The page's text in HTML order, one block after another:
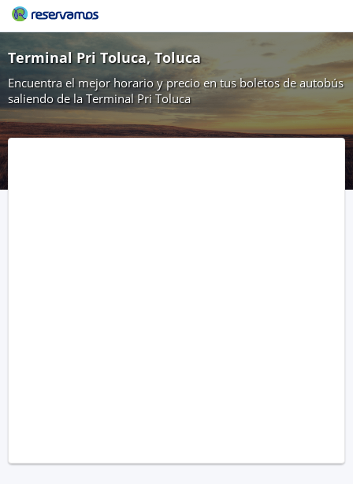
Terminal Pri Toluca, Toluca
Encuentra el mejor horario y precio en tus boletos de autobús
saliendo de la Terminal Pri Toluca